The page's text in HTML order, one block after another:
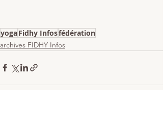
yogaFidhy Infosfédération
archives FIDHY Infos